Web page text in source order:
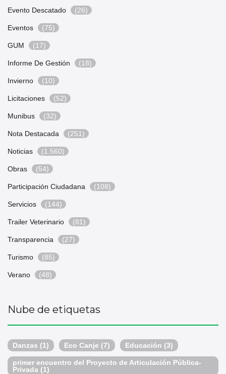
Evento Descatado (26)
Eventos (75)
GUM (17)
Informe De Gestión (18)
Invierno (10)
Licitaciones (52)
Munibus (32)
Nota Destacada (251)
Noticias (1.560)
Obras (54)
Participación Ciudadana (108)
Servicios (144)
Trailer Veterinario (81)
Transparencia (27)
Turismo (85)
Verano (48)
Nube de etiquetas
Danzas (1) Eco Canje (7) Educación (3)
primer encuentro del Proyecto de Articulación Pública-
Privada (1)